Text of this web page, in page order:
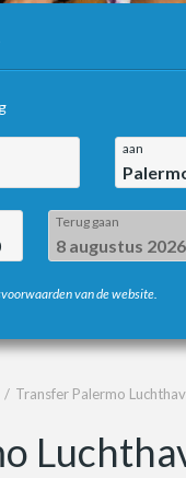
aan
Terug gaan
8 augustus 2026
van de website.
Transfer Palermo